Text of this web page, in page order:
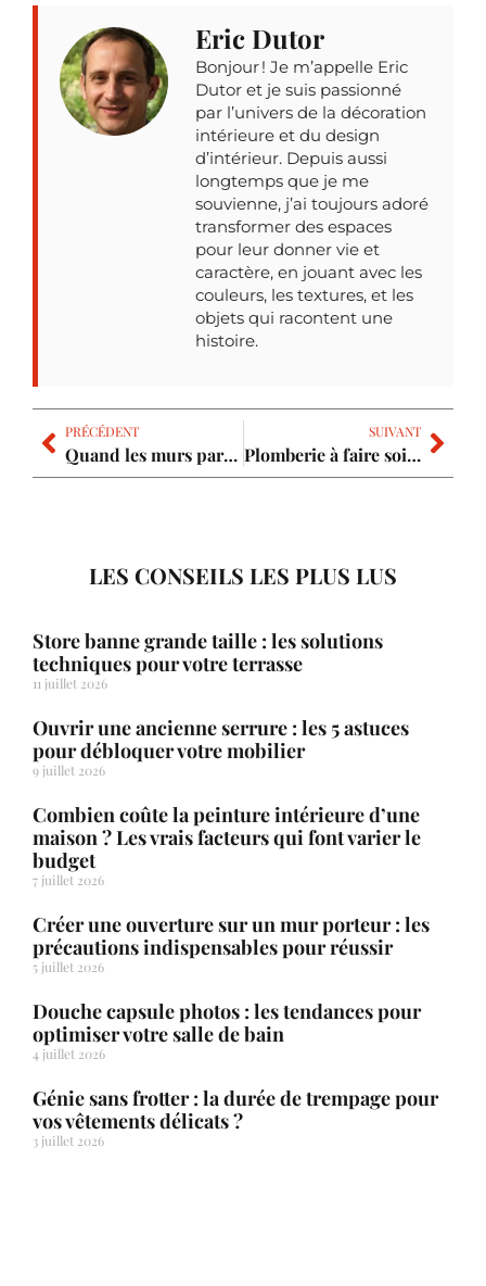
Eric Dutor
Bonjour ! Je m’appelle Eric
Dutor et je suis passionné
par l’univers de la décoration
intérieure et du design
d’intérieur. Depuis aussi
longtemps que je me
souvienne, j’ai toujours adoré
transformer des espaces
pour leur donner vie et
caractère, en jouant avec les
couleurs, les textures, et les
objets qui racontent une
histoire.
PRÉCÉDENT
Quand les murs parlent mode : explorez les couleurs tendance pour votre maison
SUIVANT
Plomberie à faire soi-même : déjouez les fuites et économisez comme un pro !
LES CONSEILS LES PLUS LUS
Store banne grande taille : les solutions
techniques pour votre terrasse
11 juillet 2026
Ouvrir une ancienne serrure : les 5 astuces
pour débloquer votre mobilier
9 juillet 2026
Combien coûte la peinture intérieure d’une
maison ? Les vrais facteurs qui font varier le
budget
7 juillet 2026
Créer une ouverture sur un mur porteur : les
précautions indispensables pour réussir
5 juillet 2026
Douche capsule photos : les tendances pour
optimiser votre salle de bain
4 juillet 2026
Génie sans frotter : la durée de trempage pour
vos vêtements délicats ?
3 juillet 2026